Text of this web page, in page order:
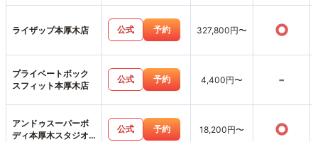
ライザップ本厚木店 公式 予約 327,800円〜 ○
プライベートボック
スフィット本厚木店
公式 予約 4,400円〜 -
アンドゥスーパーボ
ディ本厚木スタジオ
公式 予約 18,200円〜 ○